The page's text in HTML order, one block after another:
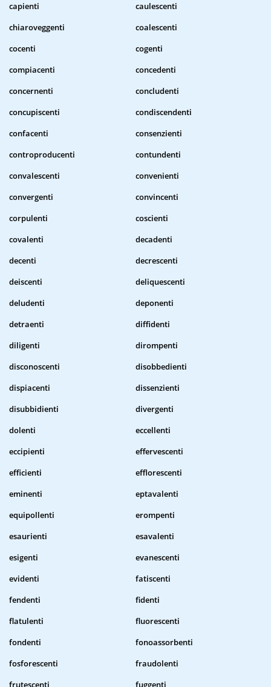
capienti
caulescenti
chiaroveggenti
coalescenti
cocenti
cogenti
compiacenti
concedenti
concernenti
concludenti
concupiscenti
condiscendenti
confacenti
consenzienti
controproducenti
contundenti
convalescenti
convenienti
convergenti
convincenti
corpulenti
coscienti
covalenti
decadenti
decenti
decrescenti
deiscenti
deliquescenti
deludenti
deponenti
detraenti
diffidenti
diligenti
dirompenti
disconoscenti
disobbedienti
dispiacenti
dissenzienti
disubbidienti
divergenti
dolenti
eccellenti
eccipienti
effervescenti
efficienti
efflorescenti
eminenti
eptavalenti
equipollenti
erompenti
esaurienti
esavalenti
esigenti
evanescenti
evidenti
fatiscenti
fendenti
fidenti
flatulenti
fluorescenti
fondenti
fonoassorbenti
fosforescenti
fraudolenti
frutescenti
fuggenti